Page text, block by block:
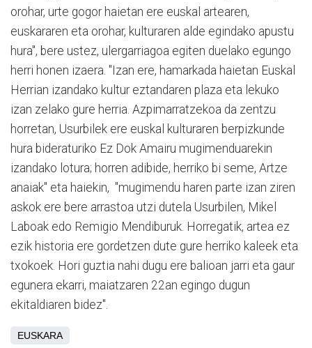
orohar, urte gogor haietan ere euskal artearen,
euskararen eta orohar, kulturaren alde egindako apustu
hura", bere ustez, ulergarriagoa egiten duelako egungo
herri honen izaera. "Izan ere, hamarkada haietan Euskal
Herrian izandako kultur eztandaren plaza eta lekuko
izan zelako gure herria. Azpimarratzekoa da zentzu
horretan, Usurbilek ere euskal kulturaren berpizkunde
hura bideraturiko Ez Dok Amairu mugimenduarekin
izandako lotura; horren adibide, herriko bi seme, Artze
anaiak" eta haiekin, "mugimendu haren parte izan ziren
askok ere bere arrastoa utzi dutela Usurbilen, Mikel
Laboak edo Remigio Mendiburuk. Horregatik, artea ez
ezik historia ere gordetzen dute gure herriko kaleek eta
txokoek. Hori guztia nahi dugu ere balioan jarri eta gaur
egunera ekarri, maiatzaren 22an egingo dugun
ekitaldiaren bidez".
EUSKARA